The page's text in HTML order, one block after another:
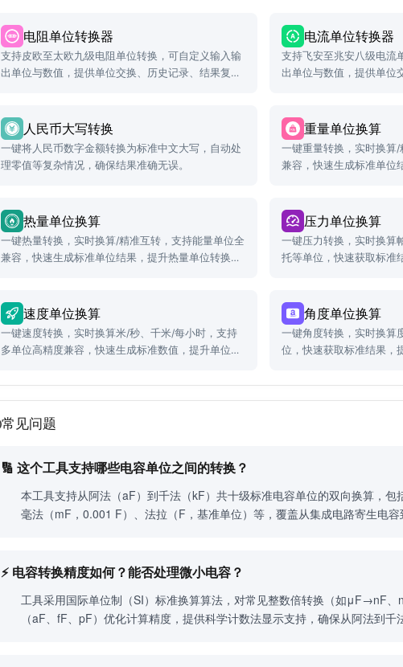
电阻单位转换器
支持皮欧至太欧九级电阻单位转换，可自定义输入输
出单位与数值，提供单位交换、历史记录、结果复制
电流单位转换器
支持飞安至兆安八级电流
出单位与数值，提供单位
人民币大写转换
一键将人民币数字金额转换为标准中文大写，自动处
理零值等复杂情况，确保结果准确无误。
重量单位换算
一键重量转换，实时换算
兼容，快速生成标准单位
热量单位换算
一键热量转换，实时换算/精准互转，支持能量单位全
兼容，快速生成标准单位结果，提升热量单位转换效
压力单位换算
一键压力转换，实时换算
托等单位，快速获取标准
速度单位换算
一键速度转换，实时换算米/秒、千米/每小时，支持
多单位高精度兼容，快速生成标准数值，提升单位处
角度单位换算
一键角度转换，实时换算
位，快速获取标准结果，
常见问题
🔢 这个工具支持哪些电容单位之间的转换？
本工具支持从阿法（aF）到千法（kF）共十级标准电容单位的双向换算，包
毫法（mF，0.001 F）、法拉（F，基准单位）等，覆盖从集成电路寄生电容
⚡ 电容转换精度如何？能否处理微小电容？
工具采用国际单位制（SI）标准换算算法，对常见整数倍转换（如μF→nF
（aF、fF、pF）优化计算精度，提供科学计数法显示支持，确保从阿法到